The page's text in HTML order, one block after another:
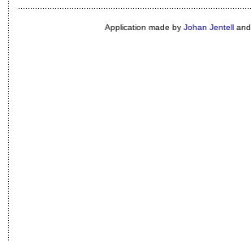
Application made by Johan Jentelland